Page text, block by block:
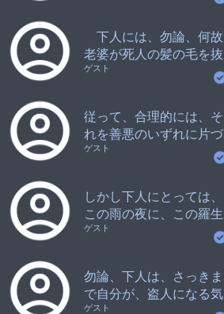
勢いよく燃え上り出して
下人には、勿論、何故
老婆が死人の髪の毛を抜
くかわからなかった。
ゲスト
従って、合理的には、そ
れを善悪のいずれに片づ
けてよいか知らなかっ
ゲスト
しかし下人にとっては、
この雨の夜に、この羅生
門の上で、死人の髪の毛
る悪であった。
ゲスト
勿論、下人は、さっきま
で自分が、盗人になる気
ゲスト